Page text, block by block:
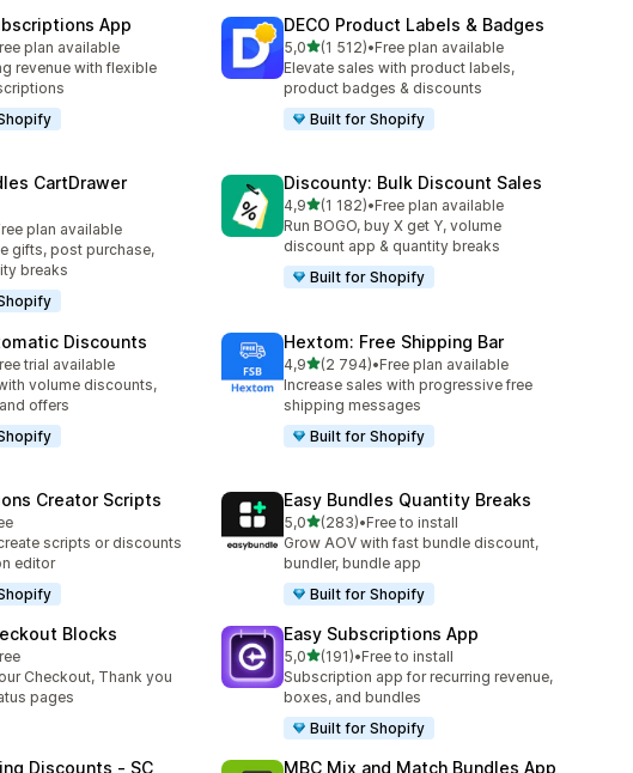
App
recenzí: 818
plan available
revenue with flexible
DECO Product Labels & Badges
5,0z 5 hvězd
(1 512)
Celkový počet recenzí: 1512
•Free plan available
Elevate sales with product labels,
product badges & discounts
Built for Shopify
CartDrawer
recenzí: 593
plan available
gifts, post purchase,
breaks
Discounty: Bulk Discount Sales
4,9z 5 hvězd
(1 182)
Celkový počet recenzí: 1182
•Free plan available
Run BOGO, buy X get Y, volume
discount app & quantity breaks
Built for Shopify
Discounts
recenzí: 173
trial available
volume discounts,
offers
Hextom: Free Shipping Bar
4,9z 5 hvězd
(2 794)
Celkový počet recenzí: 2794
•Free plan available
Increase sales with progressive free
shipping messages
Built for Shopify
Creator Scripts
recenzí: 90
scripts or discounts
editor
Easy Bundles Quantity Breaks
5,0z 5 hvězd
(283)
Celkový počet recenzí: 283
•Free to install
Grow AOV with fast bundle discount,
bundler, bundle app
Built for Shopify
Blocks
recenzí: 180
Checkout, Thank you
pages
Easy Subscriptions App
5,0z 5 hvězd
(191)
Celkový počet recenzí: 191
•Free to install
Subscription app for recurring revenue,
boxes, and bundles
Built for Shopify
Discounts ‑ SC MBC Mix and Match Bundles App